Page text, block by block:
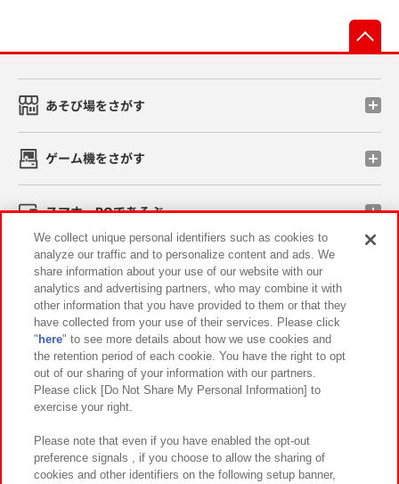
あそび場をさがす
ゲーム機をさがす
スマホ・PCであそぶ
イベント・キャンペーン
関連会社 サステナビリティ サイトポリシー
プライバシーポリシー ウェブアクセシビリティ方針と検証結果
お取引先さまとともに
カスタマーハラスメント対応方針 よくあるご質問・お問い合わせ
We collect unique personal identifiers such as cookies to
analyze our traffic and to personalize content and ads. We
share information about your use of our website with our
analytics and advertising partners, who may combine it with
other information that you have provided to them or that they
have collected from your use of their services. Please click
" here" to see more details about how we use cookies and
the retention period of each cookie. You have the right to opt
out of our sharing of your information with our partners.
Please click [Do Not Share My Personal Information] to
exercise your right.
Please note that even if you have enabled the opt-out
preference signals , if you choose to allow the sharing of
cookies and other identifiers on the following setup banner,